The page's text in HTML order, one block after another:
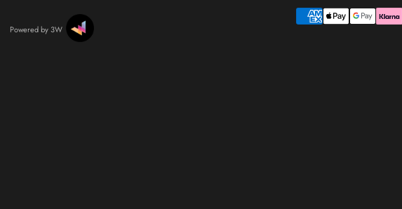
Powered by 3W